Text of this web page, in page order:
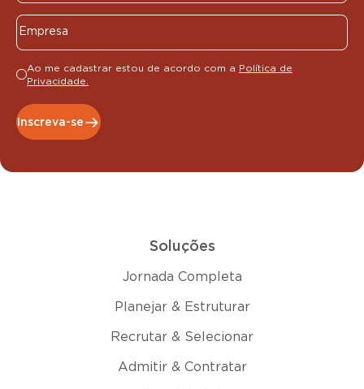
Ao me cadastrar estou de acordo com a Política de
Privacidade.
Inscreva-se
Soluções
Jornada Completa
Planejar & Estruturar
Recrutar & Selecionar
Admitir & Contratar